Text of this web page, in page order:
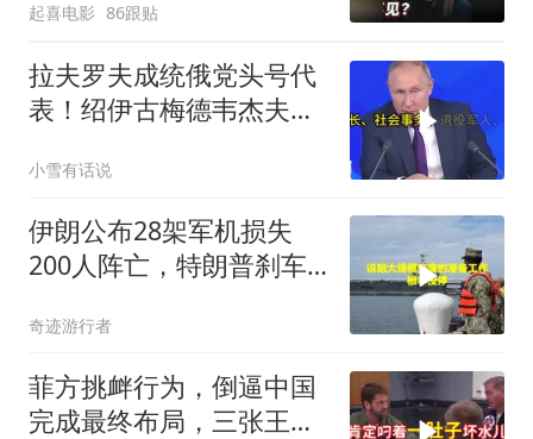
起喜电影 86跟贴
拉夫罗夫成统俄党头号代
表！绍伊古梅德韦杰夫双
懂了吗
小雪有话说
伊朗公布28架军机损失
200人阵亡，特朗普刹车
奇迹游行者
菲方挑衅行为，倒逼中国
完成最终布局，三张王牌